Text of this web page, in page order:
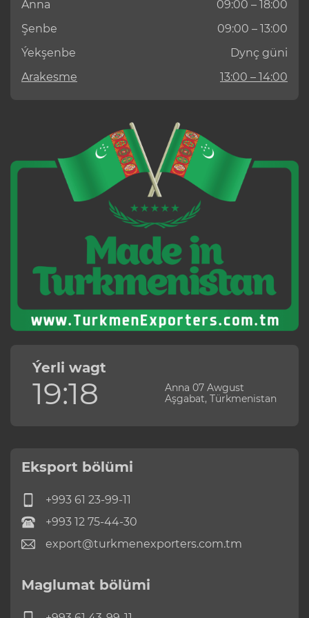
Anna
09:00 – 18:00
Şenbe
09:00 – 13:00
Ýekşenbe
Dynç güni
Arakesme
13:00 – 14:00
Ýerli wagt
19:18
Anna 07 Awgust
Aşgabat, Türkmenistan
Eksport bölümi
+993 61 23-99-11
+993 12 75-44-30
export@turkmenexporters.com.tm
Maglumat bölümi